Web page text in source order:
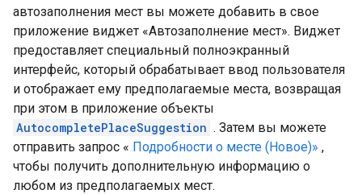
автозаполнения мест вы можете добавить в свое
приложение виджет «Автозаполнение мест». Виджет
предоставляет специальный полноэкранный
интерфейс, который обрабатывает ввод пользователя
и отображает ему предполагаемые места, возвращая
при этом в приложение объекты
AutocompletePlaceSuggestion . Затем вы можете
отправить запрос « Подробности о месте (Новое)» ,
чтобы получить дополнительную информацию о
любом из предполагаемых мест.